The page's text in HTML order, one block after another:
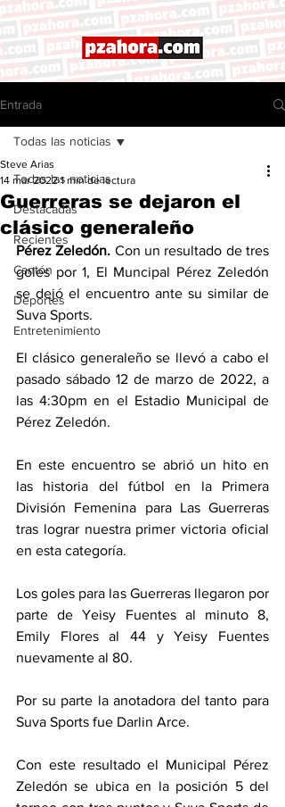
Entrada
Todas las noticias
Destacadas
Recientes
Cantón
Deportes
Entretenimiento
Todas las noticias
Guerreras se dejaron el
clásico generaleño
Steve Arias
14 mar 2022 1 min de lectura
Pérez Zeledón. Con un resultado de tres
goles por 1, El Muncipal Pérez Zeledón
se dejó el encuentro ante su similar de
Suva Sports.
El clásico generaleño se llevó a cabo el
pasado sábado 12 de marzo de 2022, a
las 4:30pm en el Estadio Municipal de
Pérez Zeledón.
En este encuentro se abrió un hito en
las historia del fútbol en la Primera
División Femenina para Las Guerreras
tras lograr nuestra primer victoria oficial
en esta categoría.
Los goles para las Guerreras llegaron por
parte de Yeisy Fuentes al minuto 8,
Emily Flores al 44 y Yeisy Fuentes
nuevamente al 80.
Por su parte la anotadora del tanto para
Suva Sports fue Darlin Arce.
Con este resultado el Municipal Pérez
Zeledón se ubica en la posición 5 del